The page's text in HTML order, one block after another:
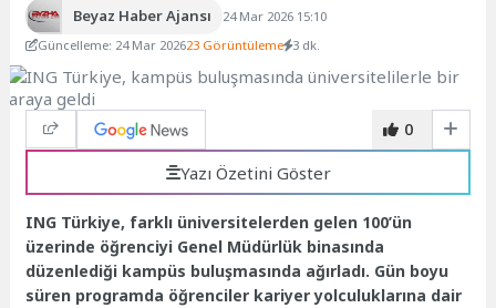
Beyaz Haber Ajansı
24 Mar 2026 15:10
Güncelleme: 24 Mar 202623 Görüntüleme 3 dk.
0
Yazı Özetini Göster
ING Türkiye, farklı üniversitelerden gelen 100’ün
üzerinde öğrenciyi Genel Müdürlük binasında
düzenlediği kampüs buluşmasında ağırladı. Gün boyu
süren programda öğrenciler kariyer yolculuklarına dair